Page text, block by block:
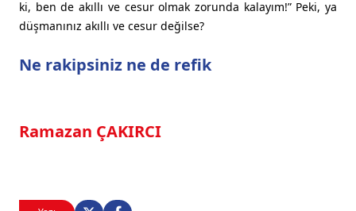
Ne rakipsiniz ne de refik
Ramazan ÇAKIRCI
ki, ben de akıllı ve cesur olmak zorunda kalayım!” Peki, ya
düşmanınız akıllı ve cesur değilse?